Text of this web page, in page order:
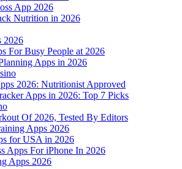
App 2026
Nutrition in 2026
2026
For Busy People at 2026
Apps in 2026
2026: Nutritionist Approved
Apps in 2026: Top 7 Picks
Of 2026, Tested By Editors
Apps 2026
for USA in 2026
Apps For iPhone In 2026
Apps 2026